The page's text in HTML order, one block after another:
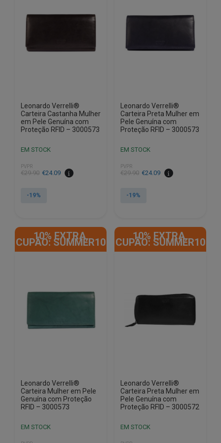
Leonardo Verrelli®
Carteira Castanha Mulher
em Pele Genuína com
Proteção RFID – 3000573
EM STOCK
PVPR
€29.90
O
original
€24.09
O
atual
-19%
Leonardo Verrelli®
Carteira Preta Mulher em
Pele Genuína com
Proteção RFID – 3000573
EM STOCK
PVPR
€29.90
O
original
€24.09
O
atual
-19%
10% EXTRA,
CUPÃO: SUMMER10
Leonardo Verrelli®
Carteira Mulher em Pele
Genuína com Proteção
RFID – 3000573
EM STOCK
10% EXTRA,
CUPÃO: SUMMER10
Leonardo Verrelli®
Carteira Preta Mulher em
Pele Genuína com
Proteção RFID – 3000572
EM STOCK